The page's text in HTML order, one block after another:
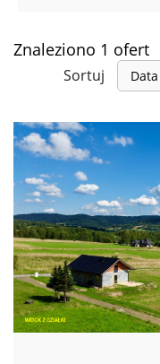
Znaleziono 1 ofert
Sortuj